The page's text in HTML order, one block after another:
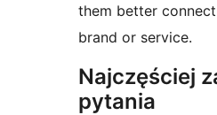
them better
brand or service.
Najczęściej
pytania